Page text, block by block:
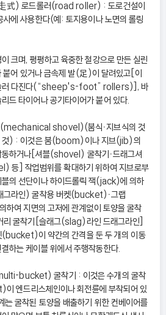
式) 로드롤러(road roller) : 도로건설이
사에 사용한다(예: 토지용이나 노면의 롤링
크며, 평평하고 육중한 철강으로 만든 실린
어 있거나 금속제 발(足)이 달려있고[이
러 다진다(“sheep's-foot” rollers)], 바
드 타이어나 공기타이어가 붙어 있다.
shovel)(붐식ㆍ지브식의 것
것) : 이것은 붐(boom)이나 지브(jib)의
동하거나[셔블(shovel) 굴착기ㆍ드래그셔
] 작업범위를 확대하기 위하여 지브로부
블의 선단이나 하이드롤릭 잭(jack)에 의하
그라인) 굴착용 버켓(bucket)ㆍ그랩
여 지면의 고저에 관계없이 토양을 굴착
리 굴착기[슬래그(slag)라인 드래그라인]
(bucket)이 약간의 간격을 둔 두 개의 이동
하는 케이블 위에서 주행작동한다.
bucket) 굴착기 : 이것은 수개의 굴착
엔드리스체인이나 회전륜에 부착되어 있
는 굴착된 토양을 배출하기 위한 컨베이어를